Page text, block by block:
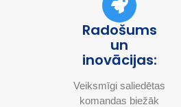
Radošums
un
inovācijas:
Veiksmīgi saliedētas
komandas biežāk